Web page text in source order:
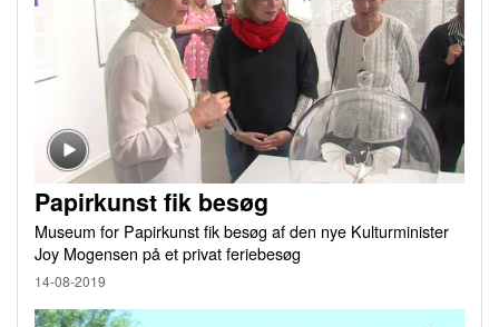
Papirkunst fik besøg
Museum for Papirkunst fik besøg af den nye Kulturminister
Joy Mogensen på et privat feriebesøg
14-08-2019